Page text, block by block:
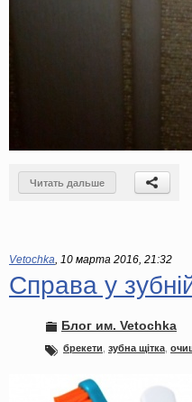
Читать дальше
Vetochka, 10 марта 2016, 21:32
Справа у
Блог им. Vetochka
брекети зубна щітка